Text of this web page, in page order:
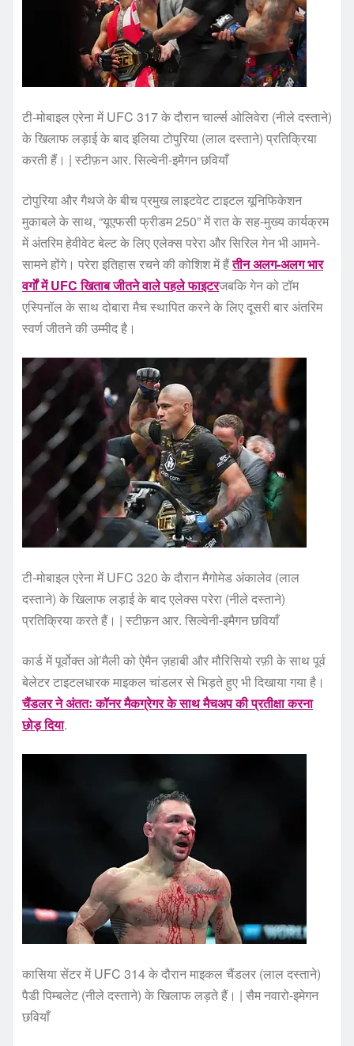
टी-मोबाइल एरेना में UFC 317 के दौरान चार्ल्स ओलिवेरा (नीले दस्ताने)
के खिलाफ लड़ाई के बाद इलिया टोपुरिया (लाल दस्ताने) प्रतिक्रिया
करती हैं। | स्टीफ़न आर. सिल्वेनी-इमैगन छवियाँ
टोपुरिया और गैथजे के बीच प्रमुख लाइटवेट टाइटल यूनिफिकेशन
मुकाबले के साथ, “यूएफसी फ्रीडम 250” में रात के सह-मुख्य कार्यक्रम
में अंतरिम हेवीवेट बेल्ट के लिए एलेक्स परेरा और सिरिल गेन भी आमने-
सामने होंगे। परेरा इतिहास रचने की कोशिश में हैंतीन अलग-अलग भार
वर्गों में UFC खिताब जीतने वाले पहले फाइटरजबकि गेन को टॉम
एस्पिनॉल के साथ दोबारा मैच स्थापित करने के लिए दूसरी बार अंतरिम
स्वर्ण जीतने की उम्मीद है।
टी-मोबाइल एरेना में UFC 320 के दौरान मैगोमेड अंकालेव (लाल
दस्ताने) के खिलाफ लड़ाई के बाद एलेक्स परेरा (नीले दस्ताने)
प्रतिक्रिया करते हैं। | स्टीफ़न आर. सिल्वेनी-इमैगन छवियाँ
कार्ड में पूर्वोक्त ओ’मैली को ऐमैन ज़हाबी और मौरिसियो रफ़ी के साथ पूर्व
बेलेटर टाइटलधारक माइकल चांडलर से भिड़ते हुए भी दिखाया गया है।
चैंडलर ने अंततः कॉनर मैकग्रेगर के साथ मैचअप की प्रतीक्षा करना
छोड़ दिया.
कासिया सेंटर में UFC 314 के दौरान माइकल चैंडलर (लाल दस्ताने)
पैडी पिम्बलेट (नीले दस्ताने) के खिलाफ लड़ते हैं। | सैम नवारो-इमेगन
छवियाँ